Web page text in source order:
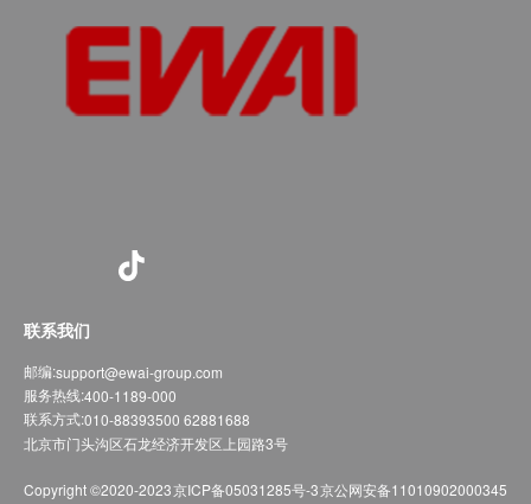
联系我们
邮编:support@ewai-group.com
服务热线:400-1189-000
联系方式:010-88393500 62881688
北京市门头沟区石龙经济开发区上园路3号
Copyright ©2020-2023京ICP备05031285号-3京公网安备11010902000345